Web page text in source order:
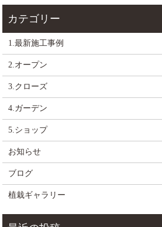
1.最新施工事例
2.オープン
3.クローズ
4.ガーデン
5.ショップ
お知らせ
ブログ
植栽ギャラリー